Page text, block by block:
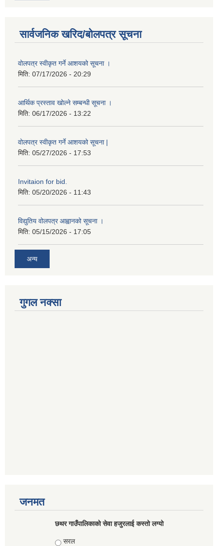
सार्वजनिक खरिद/बोलपत्र सूचना
वोलपत्र स्वीकृत गर्ने आशयको सूचना ।
मिति: 07/17/2026 - 20:29
आर्थिक प्रस्ताव खोल्ने सम्बन्धी सूचना ।
मिति: 06/17/2026 - 13:22
वोलपत्र स्वीकृत गर्ने आशयको सूचना |
मिति: 05/27/2026 - 17:53
Invitaion for bid.
मिति: 05/20/2026 - 11:43
विद्युतिय वोलपत्र आह्वानको सूचना ।
मिति: 05/15/2026 - 17:05
अन्य
गुगल नक्सा
जनमत
छथर गाउँपालिकाको सेवा हजुरलाई कस्तो लग्यो
Choices
सरल